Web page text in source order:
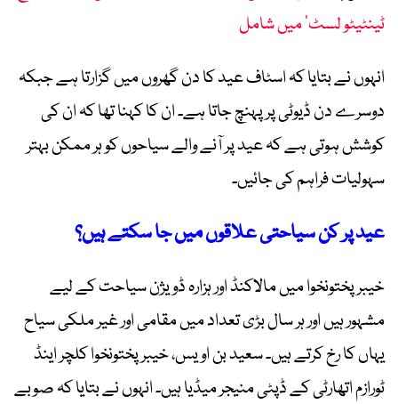
ٹینٹیٹو لسٹ’ میں شامل
انہوں نے بتایا کہ اسٹاف عید کا دن گھروں میں گزارتا ہے جبکہ
دوسرے دن ڈیوٹی پر پہنچ جاتا ہے۔ ان کا کہنا تھا کہ ان کی
کوشش ہوتی ہے کہ عید پر آنے والے سیاحوں کو ہر ممکن بہتر
سہولیات فراہم کی جائیں۔
عید پر کن سیاحتی علاقوں میں جا سکتے ہیں؟
خیبر پختونخوا میں مالاکنڈ اور ہزارہ ڈویژن سیاحت کے لیے
مشہور ہیں اور ہر سال بڑی تعداد میں مقامی اور غیر ملکی سیاح
یہاں کا رخ کرتے ہیں۔ سعید بن اویس، خیبر پختونخوا کلچر اینڈ
ٹورازم اتھارٹی کے ڈپٹی منیجر میڈیا ہیں۔ انہوں نے بتایا کہ صوبے